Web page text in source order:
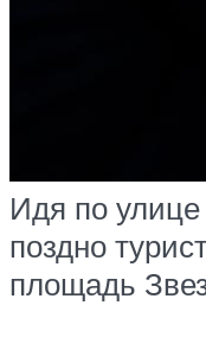
Идя по
поздно
площадь